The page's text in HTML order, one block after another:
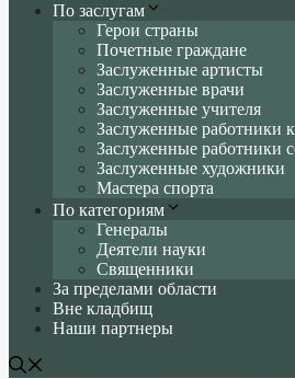
По заслугам
Герои страны
Почетные граждане
Заслуженные артисты
Заслуженные врачи
Заслуженные учителя
Заслуженные работники
Заслуженные работники
Заслуженные художники
Мастера спорта
По категориям
Генералы
Деятели науки
Священники
За пределами области
Вне кладбищ
Наши партнеры